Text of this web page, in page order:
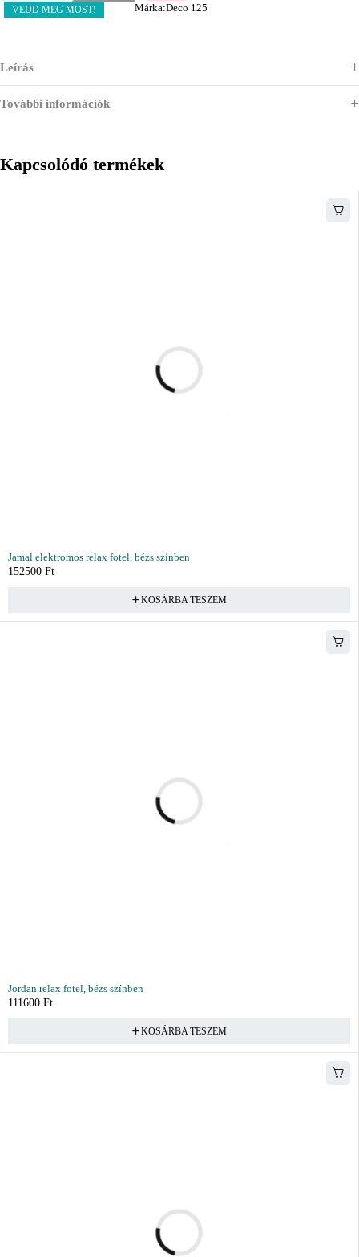
VEDD MEG MOST!
Márka:Deco 125
Leírás
További információk
Kapcsolódó termékek
Jamal elektromos relax fotel, bézs színben
152500 Ft
KOSÁRBA TESZEM
Jordan relax fotel, bézs színben
111600 Ft
KOSÁRBA TESZEM